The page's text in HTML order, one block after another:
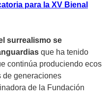
para la XV Bienal
surrealismo se
que ha tenido
continúa produciendo ecos
de generaciones
de la Fundación